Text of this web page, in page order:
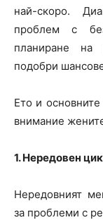
най-скоро.
проблем с
планиране на
подобри
Ето и
внимание
1. Нередовен
Нередовният
за проблеми с